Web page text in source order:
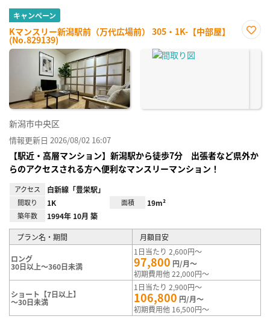
キャンペーン
Kマンスリー新潟駅前（万代広場前） 305・1K-【中部屋】
(No.829139)
に入
新潟市中央区
情報更新日 2026/08/02 16:07
【駅近・高層マンション】新潟駅から徒歩7分 出張者など県外か
らのアクセスされる方へ便利なマンスリーマンション！
アクセス 白新線「豊栄駅」
間取り 1K 面積 19m²
築年数 1994年 10月 築
プラン名・期間 月額目安
ロング
30日以上～360日未満
1日当たり 2,600円～
97,800 円/月～
初期費用他 22,000円～
ショート【7日以上】
～30日未満
1日当たり 2,900円～
106,800 円/月～
初期費用他 16,500円～